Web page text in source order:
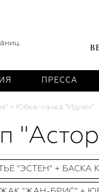
ПРЕССА
+ Юбка-пачка "Идлен"
"ЭСТЕН" + БАСКА